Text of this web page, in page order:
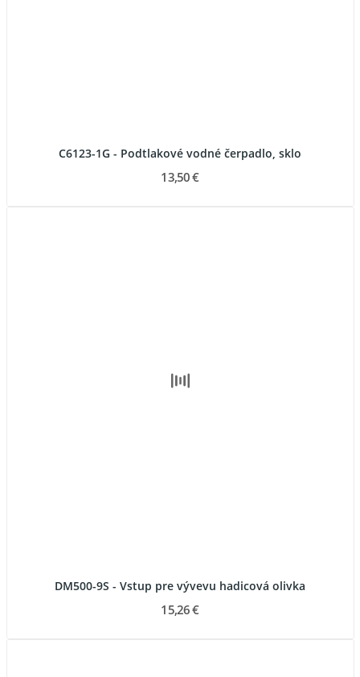
C6123-1G - Podtlakové vodné čerpadlo, sklo
13,50 €
DM500-9S - Vstup pre vývevu hadicová olivka
15,26 €